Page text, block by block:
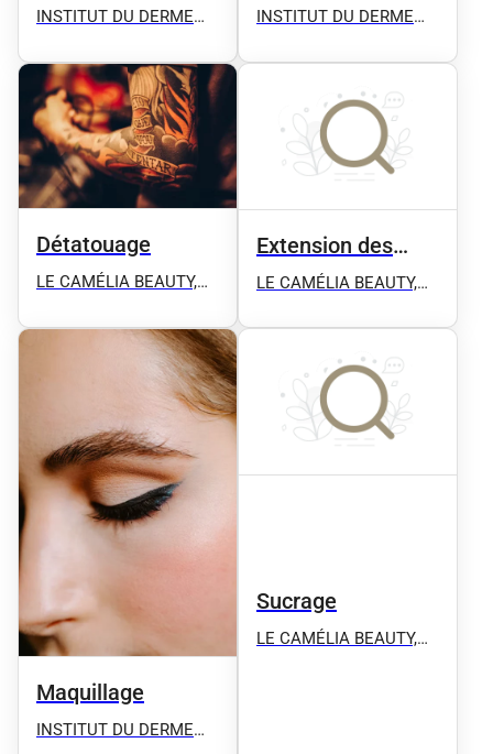
du visage
INSTITUT DU DERME
Microneedling - Plasma
Pen - Détatouage -
Massage
INSTITUT DU DERME
Microneedling - Plasma
Pen - Détatouage -
Massage
Détatouage
LE CAMÉLIA BEAUTY,
Microshhading,
Microneedling, Épilation
Extension des
ongles
LE CAMÉLIA BEAUTY,
Microshhading,
Microneedling, Épilation
définitive ect
Maquillage
INSTITUT DU DERME
Sucrage
LE CAMÉLIA BEAUTY,